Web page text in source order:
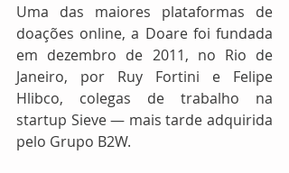
Uma das maiores plataformas de
doações online, a Doare foi fundada
em dezembro de 2011, no Rio de
Janeiro, por Ruy Fortini e Felipe
Hlibco, colegas de trabalho na
startup Sieve ― mais tarde adquirida
pelo Grupo B2W.